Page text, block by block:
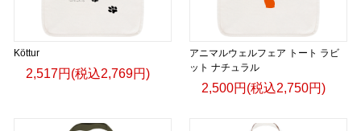
Köttur
2,517円(税込2,769円)
アニマルウェルフェア トート ラビ
ット ナチュラル
2,500円(税込2,750円)